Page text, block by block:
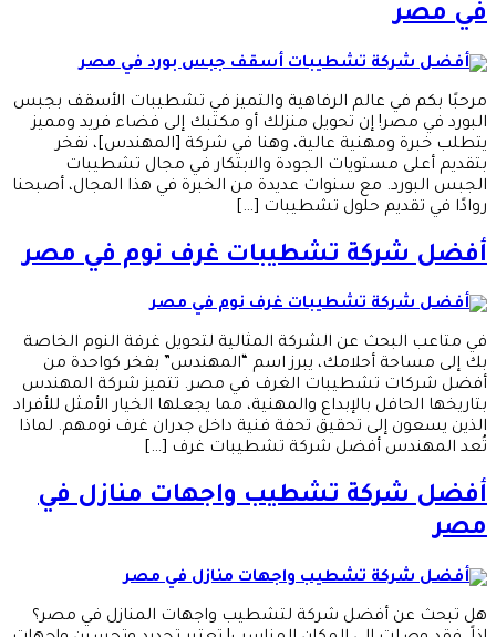
في مصر
مرحبًا بكم في عالم الرفاهية والتميز في تشطيبات الأسقف بجبس
البورد في مصر! إن تحويل منزلك أو مكتبك إلى فضاء فريد ومميز
يتطلب خبرة ومهنية عالية، وهنا في شركة [المهندس]، نفخر
بتقديم أعلى مستويات الجودة والابتكار في مجال تشطيبات
الجبس البورد. مع سنوات عديدة من الخبرة في هذا المجال، أصبحنا
روادًا في تقديم حلول تشطيبات […]
أفضل شركة تشطيبات غرف نوم في مصر
في متاعب البحث عن الشركة المثالية لتحويل غرفة النوم الخاصة
بك إلى مساحة أحلامك، يبرز اسم “المهندس” بفخر كواحدة من
أفضل شركات تشطيبات الغرف في مصر. تتميز شركة المهندس
بتاريخها الحافل بالإبداع والمهنية، مما يجعلها الخيار الأمثل للأفراد
الذين يسعون إلى تحقيق تحفة فنية داخل جدران غرف نومهم. لماذا
تُعد المهندس أفضل شركة تشطيبات غرف […]
أفضل شركة تشطيب واجهات منازل في
مصر
هل تبحث عن أفضل شركة لتشطيب واجهات المنازل في مصر؟